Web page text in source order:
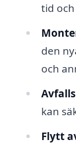
tid
den
och
kan
Flytt